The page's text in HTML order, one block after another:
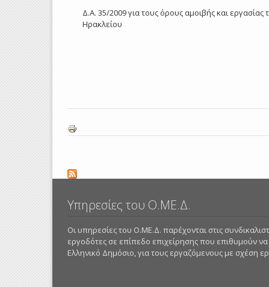
Δ.Α. 35/2009 για τους όρους αμοιβής και
Ηρακλείου
Υπηρεσίες του Ο.ΜΕ.Δ.
Οι υπηρεσίες του Ο.ΜΕ.Δ. παρέχονται στις
εργοδότες σε επίπεδο επιχείρησης που επιθυμούν
Ελληνικό Δημόσιο, για τους εργαζόμενους με σχέση